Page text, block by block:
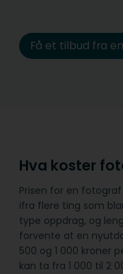
Få et tilbud fra
Hva koster
Prisen for en
ifra flere ting som
type oppdrag, og
forvente at en
500 og 1 000 kroner
kan ta fra 1 000 til 2